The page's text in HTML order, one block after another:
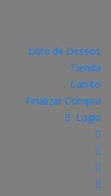
Lista de Deseos
Tienda
Carrito
Finalizar Compra
Login